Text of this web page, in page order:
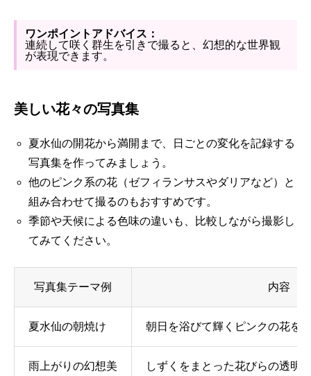
ワンポイントアドバイス：
連続して咲く群生を引きで撮ると、幻想的な世界観
が表現できます。
美しい花々の写真集
夏水仙の開花から満開まで、日ごとの変化を記録する
写真集を作ってみましょう。
他のピンク系の花（ゼフィランサスやダリアなど）と
組み合わせて撮るのもおすすめです。
季節や天候による色味の違いも、比較しながら撮影し
てみてください。
写真集テーマ例 内容
夏水仙の朝焼け 朝日を浴びて輝くピンクの花を
雨上がりの幻想美 しずくをまとった花びらの透明